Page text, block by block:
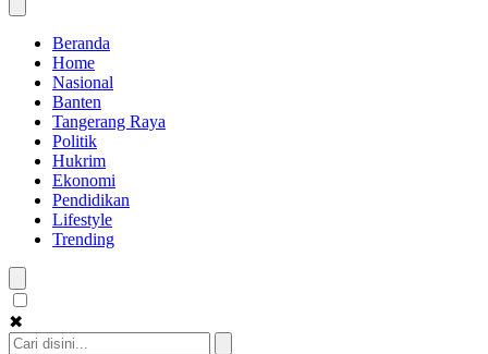
Beranda
Home
Nasional
Banten
Tangerang Raya
Politik
Hukrim
Ekonomi
Pendidikan
Lifestyle
Trending
✖